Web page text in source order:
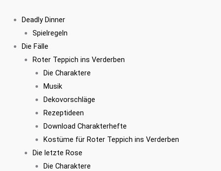
Inhalt
springen
Deadly Dinner
Spielregeln
Die Fälle
Roter Teppich ins Verderben
Die Charaktere
Musik
Dekovorschläge
Rezeptideen
Download Charakterhefte
Kostüme für Roter Teppich ins Verderben
Die letzte Rose
Die Charaktere